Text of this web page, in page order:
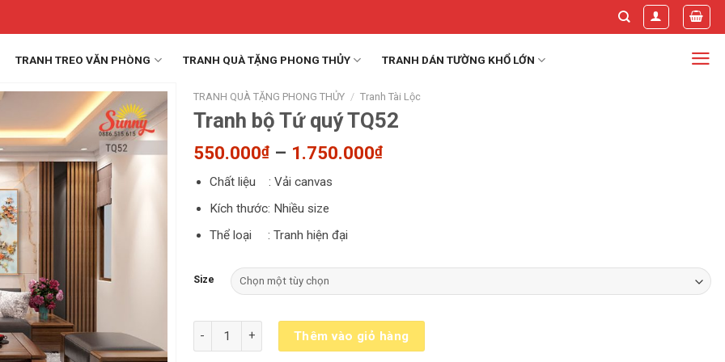
TRANH TREO VĂN PHÒNG TRANH QUÀ TẶNG PHONG THỦY TRANH DÁN TƯỜNG KHỔ LỚN
TRANH QUÀ TẶNG PHONG THỦY / Tranh Tài Lộc
Tranh bộ Tứ quý TQ52
550.000₫ – 1.750.000₫Khoảng
Chất liệu : Vải canvas
Kích thước: Nhiều size
Thể loại : Tranh hiện đại
Size
Thêm vào giỏ hàng